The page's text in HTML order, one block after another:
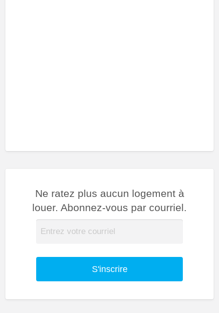
Ne ratez plus aucun logement à
louer. Abonnez-vous par courriel.
S'inscrire